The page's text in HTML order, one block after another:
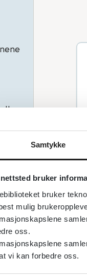
Samtykke
bruker
bruker
mulig
oss.
vi kan forbedre oss.